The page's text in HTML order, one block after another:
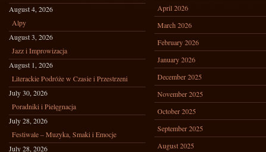
August 4, 2026
Alpy
August 3, 2026
Jazz i Improwizacja
August 1, 2026
Literackie Podróże w Czasie i Przestrzeni
July 30, 2026
Poradniki i Pielęgnacja
July 28, 2026
Festiwale – Muzyka, Smaki i Emocje
July 28, 2026
April 2026
March 2026
February 2026
January 2026
December 2025
November 2025
October 2025
September 2025
August 2025